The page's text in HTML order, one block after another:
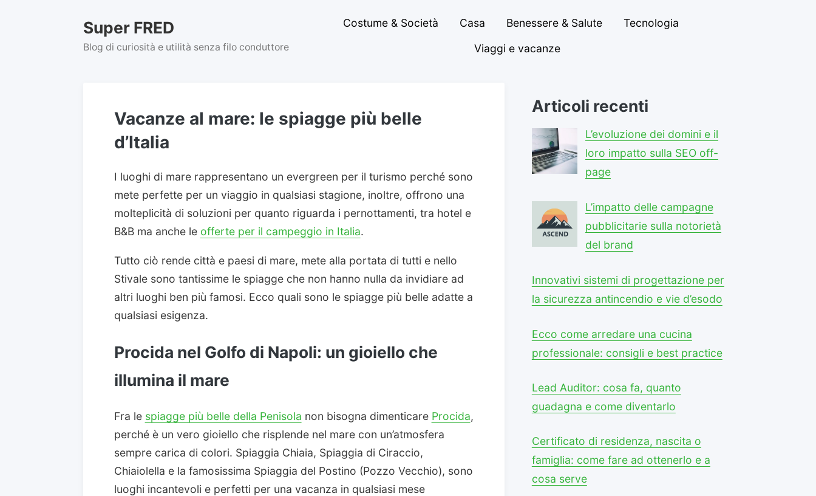
content
Super FRED
Blog di curiosità e utilità senza filo conduttore
Costume & Società Casa Benessere & Salute
Tecnologia
Viaggi e vacanze
Vacanze al mare: le spiagge più belle
d’Italia
I luoghi di mare rappresentano un evergreen per il turismo perché sono
mete perfette per un viaggio in qualsiasi stagione, inoltre, offrono una
molteplicità di soluzioni per quanto riguarda i pernottamenti, tra hotel e
B&B ma anche le offerte per il campeggio in Italia.
Tutto ciò rende città e paesi di mare, mete alla portata di tutti e nello
Stivale sono tantissime le spiagge che non hanno nulla da invidiare ad
altri luoghi ben più famosi. Ecco quali sono le spiagge più belle adatte a
qualsiasi esigenza.
Procida nel Golfo di Napoli: un gioiello che
illumina il mare
Fra le spiagge più belle della Penisola non bisogna dimenticare Procida,
perché è un vero gioiello che risplende nel mare con un’atmosfera
sempre carica di colori. Spiaggia Chiaia, Spiaggia di Ciraccio,
Chiaiolella e la famosissima Spiaggia del Postino (Pozzo Vecchio), sono
luoghi incantevoli e perfetti per una vacanza in qualsiasi mese
Articoli recenti
L’evoluzione dei domini e il
loro impatto sulla SEO off-
page
L’impatto delle campagne
pubblicitarie sulla notorietà
del brand
Innovativi sistemi di progettazione per
la sicurezza antincendio e vie d’esodo
Ecco come arredare una cucina
professionale: consigli e best practice
Lead Auditor: cosa fa, quanto
guadagna e come diventarlo
Certificato di residenza, nascita o
famiglia: come fare ad ottenerlo e a
cosa serve